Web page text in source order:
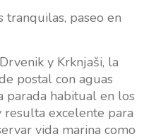
tranquilas, paseo en
y Krknjaši, la
postal con aguas
parada habitual en los
excelente para
vida marina como